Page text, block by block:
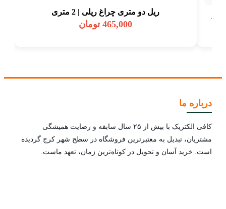
ریل دو متری چراغ ریلی | 2 متری
465,000 تومان
درباره ما
کافی الکتریک با بیش از ۲۵ سال سابقه و رضایت همیشگی
مشتریان، تبدیل به معتبرترین فروشگاه در سطح شهر کرج گردیده
است. خرید آسان و تحویل در کوتاه‌ترین زمان، تعهد ماست.